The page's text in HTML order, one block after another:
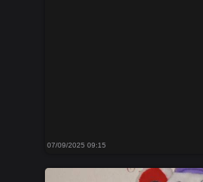
07/09/2025 09:15